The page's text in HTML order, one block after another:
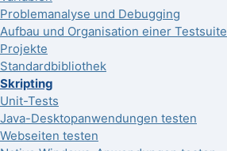
Problemanalyse und Debugging
Aufbau und Organisation einer Testsuite
Projekte
Standardbibliothek
Skripting
Unit-Tests
Java-Desktopanwendungen testen
Webseiten testen